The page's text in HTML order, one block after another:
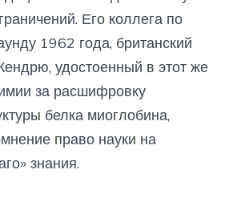
Его коллега по
1962 года, британский
удостоенный в этот же
за расшифровку
белка миоглобина,
право науки на
знания.